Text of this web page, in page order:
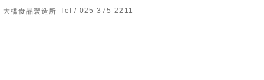
大橋食品製造所 Tel / 025-375-2211